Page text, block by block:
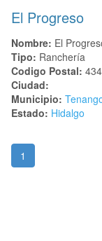
El Progreso
Nombre: El
Tipo: Ranchería
Codigo Postal:
Ciudad:
Municipio:
Estado: Hidalgo
1